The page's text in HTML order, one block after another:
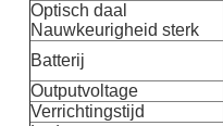
Optisch daal
Nauwkeurigheid sterk
Batterij
Outputvoltage
Verrichtingstijd